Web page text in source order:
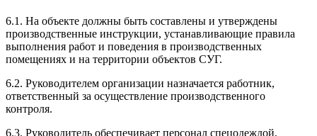
6.1. На объекте должны быть составлены и утверждены
производственные инструкции, устанавливающие правила
выполнения работ и поведения в производственных
помещениях и на территории объектов СУГ.
6.2. Руководителем организации назначается работник,
ответственный за осуществление производственного
контроля.
6.3. Руководитель обеспечивает персонал спецодеждой,